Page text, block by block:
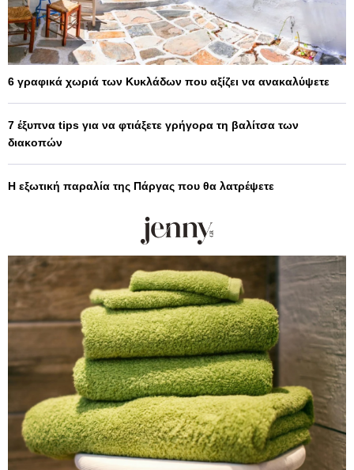
6 γραφικά χωριά των Κυκλάδων που αξίζει να ανακαλύψετε
7 έξυπνα tips για να φτιάξετε γρήγορα τη βαλίτσα των
διακοπών
Η εξωτική παραλία της Πάργας που θα λατρέψετε